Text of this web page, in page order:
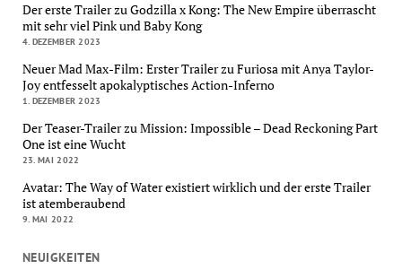
Der erste Trailer zu Godzilla x Kong: The New Empire überrascht
mit sehr viel Pink und Baby Kong
4. DEZEMBER 2023
Neuer Mad Max-Film: Erster Trailer zu Furiosa mit Anya Taylor-
Joy entfesselt apokalyptisches Action-Inferno
1. DEZEMBER 2023
Der Teaser-Trailer zu Mission: Impossible – Dead Reckoning Part
One ist eine Wucht
23. MAI 2022
Avatar: The Way of Water existiert wirklich und der erste Trailer
ist atemberaubend
9. MAI 2022
NEUIGKEITEN